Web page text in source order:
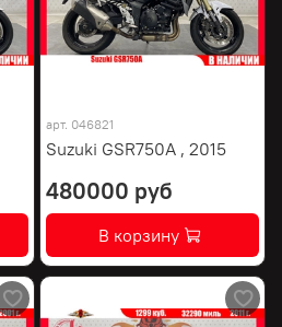
арт. 046821
Suzuki GSR750A , 2015
480000 руб
В корзину